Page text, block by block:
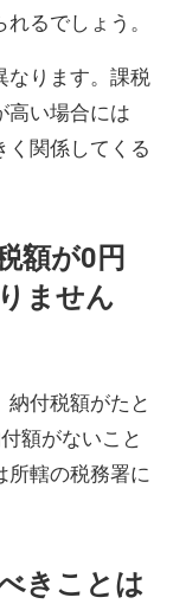
るでしょう。
なります。課税
高い場合には
く関係してくる
額が0円
ません
付税額がたと
額がないこと
所轄の税務署に
きことは